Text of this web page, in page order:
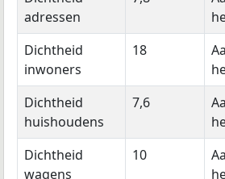
adressen
Dichtheid
inwoners
18
Dichtheid
huishoudens
7,6
Dichtheid
wagens
10